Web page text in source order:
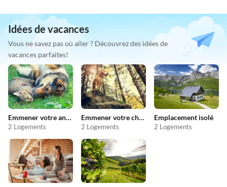
Idées de vacances
Vous ne savez pas où aller ? Découvrez des idées de
vacances parfaites!
Emmener votre animal en vacances
2 Logements
Emmener votre chien en vacances
2 Logements
Emplacement isolé
2 Logements